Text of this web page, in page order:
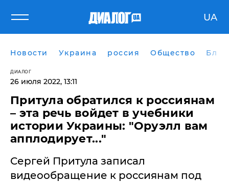
UA
Новости Украина россия Общество
ДИАЛОГ
26 июля 2022, 13:11
Притула обратился к россиянам
– эта речь войдет в учебники
истории Украины: "Оруэлл вам
апплодирует..."
Сергей Притула записал
видеообращение к россиянам под